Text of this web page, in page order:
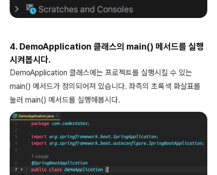
4. DemoApplication 클래스의 main() 메서드를 실행
시켜봅시다.
DemoApplication 클래스에는 프로젝트를 실행시킬 수 있는
main() 메서드가 정의되어져 있습니다. 좌측의 초록색 화살표를
눌러 main() 메서드를 실행해봅시다.